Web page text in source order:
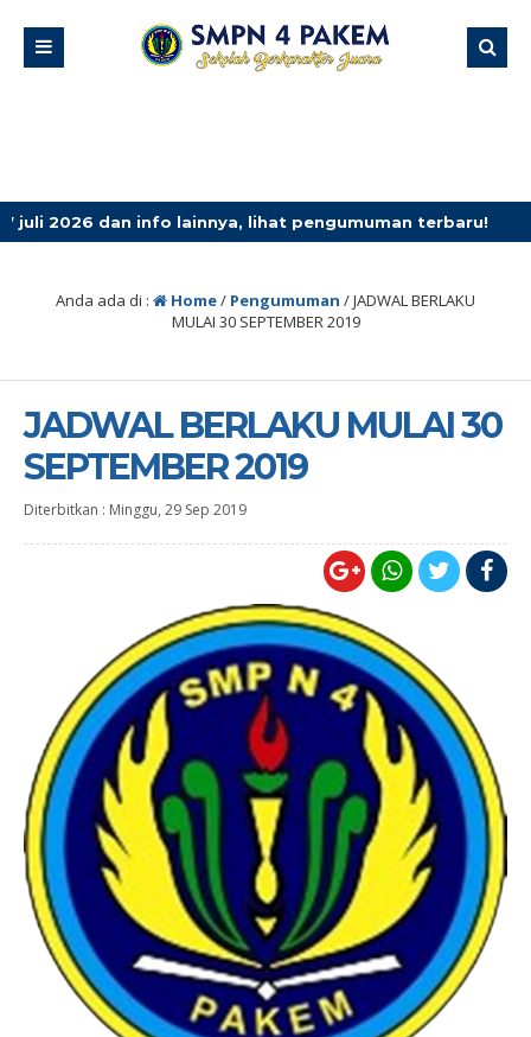
info lainnya, lihat pengumuman terbaru! 4
Anda ada di : Home/ Pengumuman /JADWAL BERLAKU
MULAI 30 SEPTEMBER 2019
JADWAL BERLAKU MULAI 30
SEPTEMBER 2019
Diterbitkan : Minggu, 29 Sep 2019